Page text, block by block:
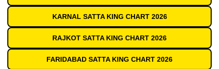
KARNAL SATTA KING CHART 2026
RAJKOT SATTA KING CHART 2026
FARIDABAD SATTA KING CHART 2026